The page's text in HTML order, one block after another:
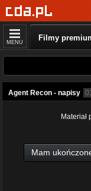
MENU Filmy
Agent Recon - napisy
Materiał
Mam